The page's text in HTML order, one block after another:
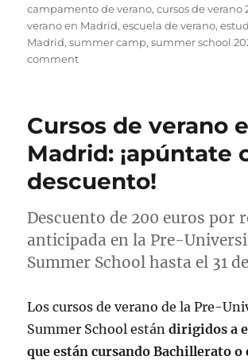
on
campamento de verano,cursos de verano
verano en Madrid,escuela de verano,
Madrid,summer camp,summer school
commenton
entre
una
Summer
School
y
Summer
Camp
Cursos de verano
Madrid: ¡apúntate
descuento!
Descuento de 200 euros por
anticipada en la Pre-
Summer School hasta el 31
Los cursos de verano de la Pre-
Summer School estándirigidos a
que están cursando Bachillerato